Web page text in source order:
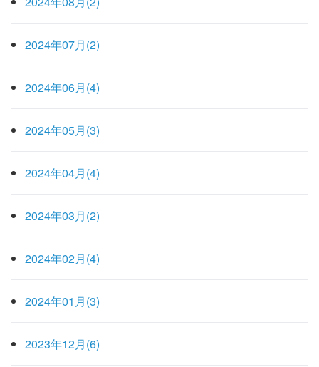
2024年07月(2)
2024年06月(4)
2024年05月(3)
2024年04月(4)
2024年03月(2)
2024年02月(4)
2024年01月(3)
2023年12月(6)